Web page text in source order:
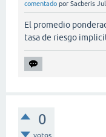
comentado por Sacberis
El promedio
tasa de riesgo
0